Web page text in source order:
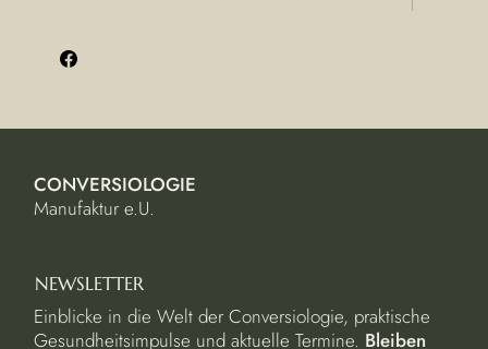
CONVERSIOLOGIE
Manufaktur e.U.
NEWSLETTER
Einblicke in die Welt der Conversiologie, praktische
Gesundheitsimpulse und aktuelle Termine. Bleiben